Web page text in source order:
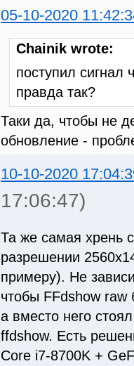
05-10-2020
Chainik wrote:
поступил сигнал
правда так?
Таки да, чтобы не
обновление -
10-10-2020
17:06:47)
Та же самая хрень
разрешении
примеру). Не
чтобы FFdshow
а вместо него
ffdshow. Есть
Core i7-8700K +